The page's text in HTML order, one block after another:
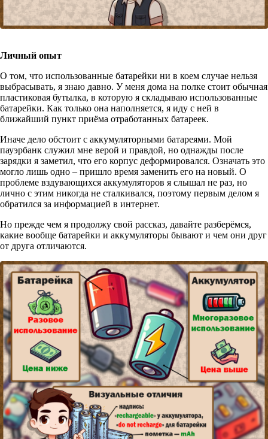
Личный опыт
О том, что использованные батарейки ни в коем случае нельзя
выбрасывать, я знаю давно. У меня дома на полке стоит обычная
пластиковая бутылка, в которую я складываю использованные
батарейки. Как только она наполняется, я иду с ней в
ближайший пункт приёма отработанных батареек.
Иначе дело обстоит с аккумуляторными батареями. Мой
пауэрбанк служил мне верой и правдой, но однажды после
зарядки я заметил, что его корпус деформировался. Означать это
могло лишь одно – пришло время заменить его на новый. О
проблеме вздувающихся аккумуляторов я слышал не раз, но
лично с этим никогда не сталкивался, поэтому первым делом я
обратился за информацией в интернет.
Но прежде чем я продолжу свой рассказ, давайте разберёмся,
какие вообще батарейки и аккумуляторы бывают и чем они друг
от друга отличаются.